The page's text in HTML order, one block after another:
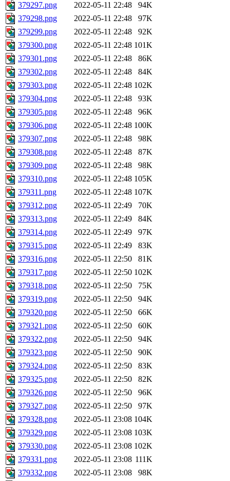
379297.png
2022-05-11 22:48
94K
379298.png
2022-05-11 22:48
97K
379299.png
2022-05-11 22:48
92K
379300.png
2022-05-11 22:48 101K
379301.png
2022-05-11 22:48
86K
379302.png
2022-05-11 22:48
84K
379303.png
2022-05-11 22:48 102K
379304.png
2022-05-11 22:48
93K
379305.png
2022-05-11 22:48
96K
379306.png
2022-05-11 22:48 100K
379307.png
2022-05-11 22:48
98K
379308.png
2022-05-11 22:48
87K
379309.png
2022-05-11 22:48
98K
379310.png
2022-05-11 22:48 105K
379311.png
2022-05-11 22:48 107K
379312.png
2022-05-11 22:49
70K
379313.png
2022-05-11 22:49
84K
379314.png
2022-05-11 22:49
97K
379315.png
2022-05-11 22:49
83K
379316.png
2022-05-11 22:50
81K
379317.png
2022-05-11 22:50 102K
379318.png
2022-05-11 22:50
75K
379319.png
2022-05-11 22:50
94K
379320.png
2022-05-11 22:50
66K
379321.png
2022-05-11 22:50
60K
379322.png
2022-05-11 22:50
94K
379323.png
2022-05-11 22:50
90K
379324.png
2022-05-11 22:50
83K
379325.png
2022-05-11 22:50
82K
379326.png
2022-05-11 22:50
96K
379327.png
2022-05-11 22:50
97K
379328.png
2022-05-11 23:08 104K
379329.png
2022-05-11 23:08 103K
379330.png
2022-05-11 23:08 102K
379331.png
2022-05-11 23:08 111K
379332.png
2022-05-11 23:08
98K